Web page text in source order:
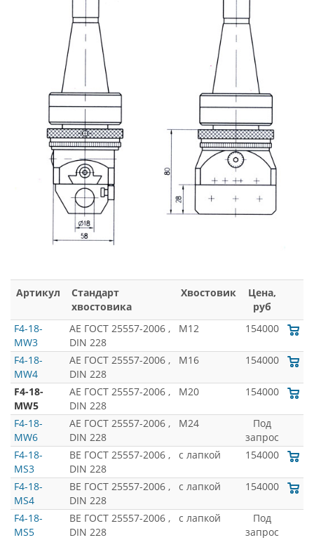
Артикул
Стандарт
хвостовика
Хвостовик
Цена,
руб
F4-18-
MW3
AE ГОСТ 25557-2006 ,
DIN 228
M12 154000
F4-18-
MW4
AE ГОСТ 25557-2006 ,
DIN 228
M16 154000
F4-18-
MW5
AE ГОСТ 25557-2006 ,
DIN 228
M20 154000
F4-18-
MW6
AE ГОСТ 25557-2006 ,
DIN 228
M24
Под
запрос
F4-18-
MS3
BE ГОСТ 25557-2006 ,
DIN 228
с лапкой 154000
F4-18-
MS4
BE ГОСТ 25557-2006 ,
DIN 228
с лапкой 154000
F4-18-
MS5
BE ГОСТ 25557-2006 ,
DIN 228
с лапкой
Под
запрос